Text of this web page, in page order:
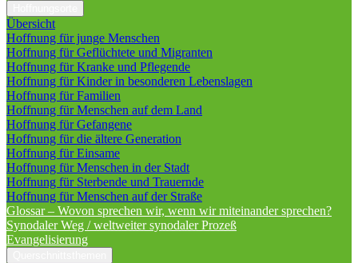
Übersicht
Hoffnung für junge Menschen
Hoffnung für Geflüchtete und Migranten
Hoffnung für Kranke und Pflegende
Hoffnung für Kinder in besonderen Lebenslagen
Hoffnung für Familien
Hoffnung für Menschen auf dem Land
Hoffnung für Gefangene
Hoffnung für die ältere Generation
Hoffnung für Einsame
Hoffnung für Menschen in der Stadt
Hoffnung für Sterbende und Trauernde
Hoffnung für Menschen auf der Straße
Glossar – Wovon sprechen wir, wenn wir miteinander sprechen?
Synodaler Weg / weltweiter synodaler Prozeß
Evangelisierung